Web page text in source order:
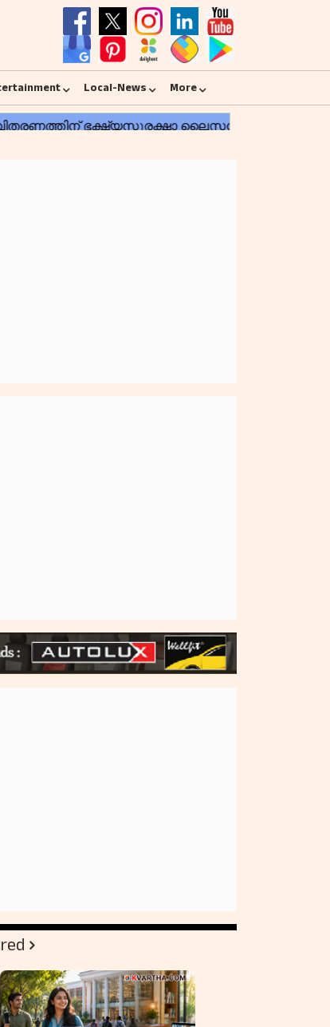
Local-News More